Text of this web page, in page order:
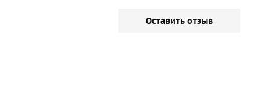
Оставить отзыв